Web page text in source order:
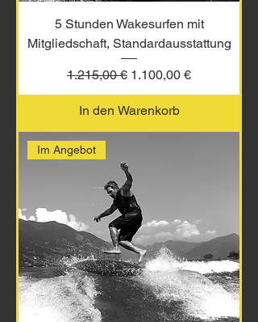
5 Stunden Wakesurfen mit
Mitgliedschaft, Standardausstattung
Standardpreis
1.215,00 € Sale-Preis
1.100,00 €
In den Warenkorb
Im Angebot